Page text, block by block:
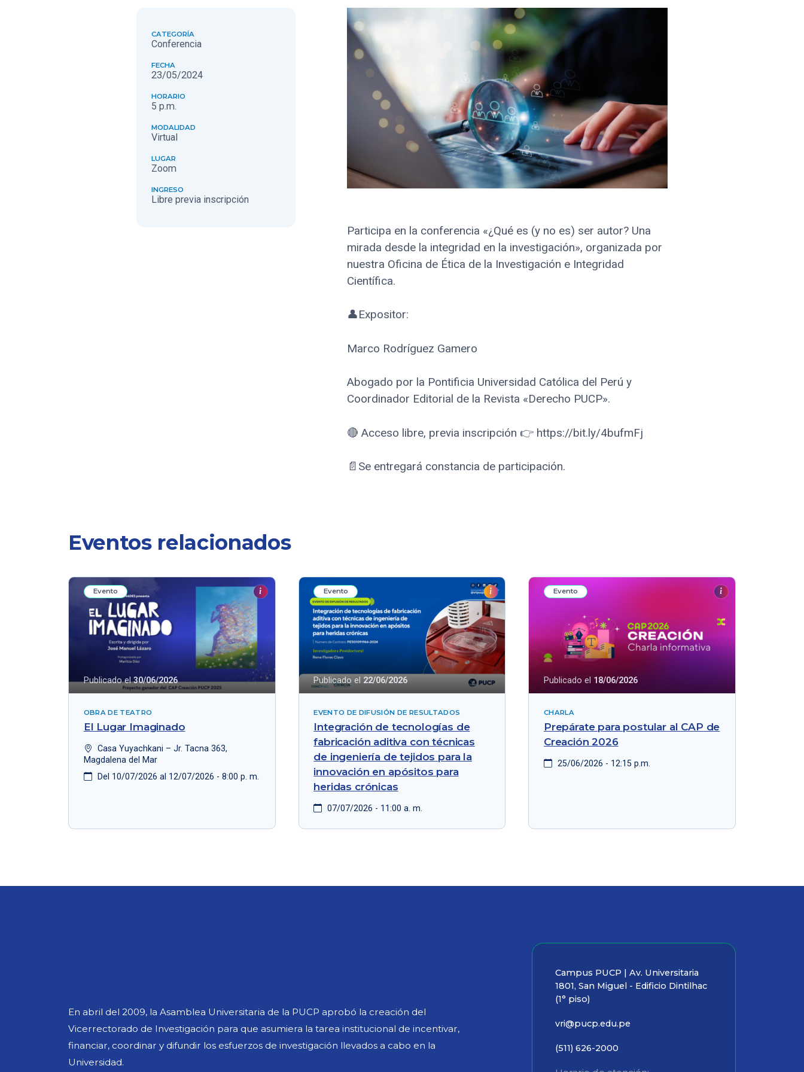
CATEGORÍA
Conferencia
FECHA
23/05/2024
HORARIO
5 p.m.
MODALIDAD
Virtual
LUGAR
Zoom
INGRESO
Libre previa inscripción
Participa en la conferencia «¿Qué es (y no es) ser autor? Una
mirada desde la integridad en la investigación», organizada por
nuestra Oficina de Ética de la Investigación e Integridad
Científica.
👤Expositor:
Marco Rodríguez Gamero
Abogado por la Pontificia Universidad Católica del Perú y
Coordinador Editorial de la Revista «Derecho PUCP».
🔴 Acceso libre, previa inscripción 👉 https://bit.ly/4bufmFj
📄Se entregará constancia de participación.
Eventos relacionados
Evento
Publicado el30/06/2026
OBRA DE TEATRO
El Lugar Imaginado
Casa Yuyachkani – Jr. Tacna 363,
Magdalena del Mar
Del 10/07/2026 al 12/07/2026 - 8:00 p. m.
Evento
Publicado el 22/06/2026
EVENTO DE DIFUSIÓN DE RESULTADOS
Integración de tecnologías de
fabricación aditiva con técnicas
de ingeniería de tejidos para la
innovación en apósitos para
heridas crónicas
07/07/2026 - 11:00 a. m.
Evento
Publicado el 18/06/2026
CHARLA
Prepárate para postular al CAP de
Creación 2026
25/06/2026 - 12:15 p.m.
En abril del 2009, la Asamblea Universitaria de la PUCP aprobó la creación del
Vicerrectorado de Investigación para que asumiera la tarea institucional de incentivar,
financiar, coordinar y difundir los esfuerzos de investigación llevados a cabo en la
Universidad.
Campus PUCP | Av. Universitaria
1801, San Miguel - Edificio Dintilhac
(1° piso)
vri@pucp.edu.pe
(511) 626-2000